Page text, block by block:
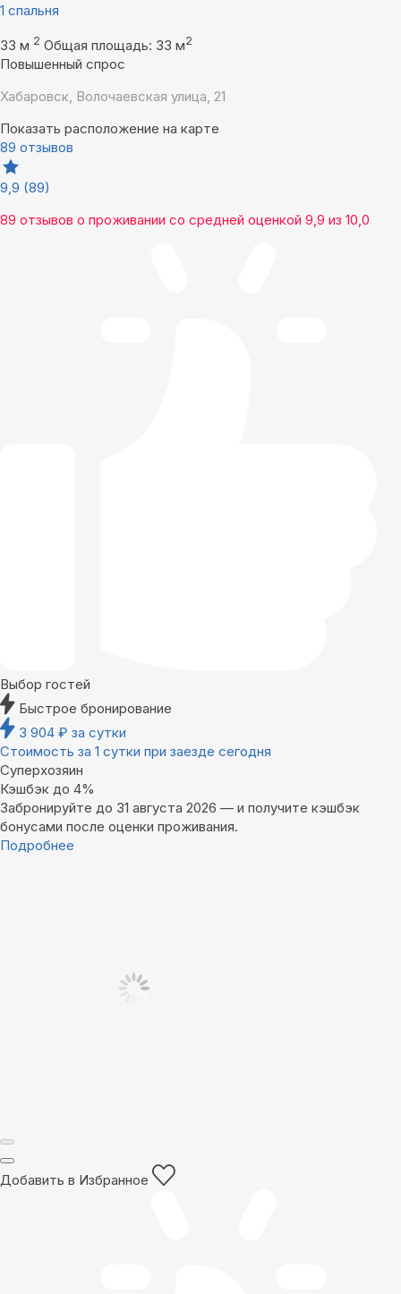
1 спальня
33 м 2 Общая площадь: 33 м2
Повышенный спрос
Хабаровск, Волочаевская улица, 21
Показать расположение на карте
89 отзывов
9,9 (89)
89 отзывов о проживании со средней оценкой 9,9 из 10,0
Выбор гостей
Быстрое бронирование
3 904 ₽ за сутки
Стоимость за 1 сутки при заезде сегодня
Суперхозяин
Кэшбэк до 4%
Забронируйте до 31 августа 2026 — и получите кэшбэк
бонусами после оценки проживания.
Подробнее
Добавить в Избранное